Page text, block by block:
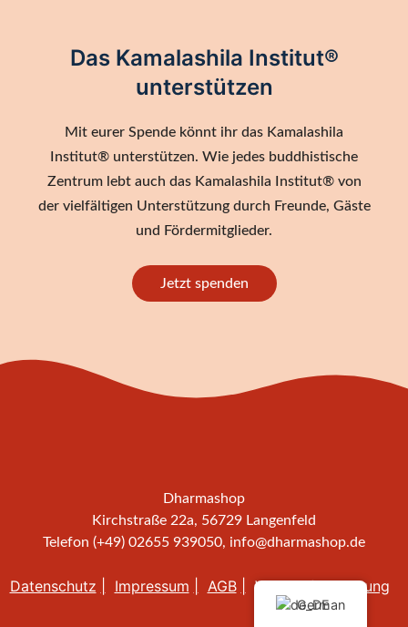
Das Kamalashila Institut®
unterstützen
Mit eurer Spende könnt ihr das Kamalashila
Institut® unterstützen. Wie jedes buddhistische
Zentrum lebt auch das Kamalashila Institut® von
der vielfältigen Unterstützung durch Freunde, Gäste
und Fördermitglieder.
Jetzt spenden
Dharmashop
Kirchstraße 22a, 56729 Langenfeld
Telefon (+49) 02655 939050, info@dharmashop.de
Datenschutz Impressum AGB Widerrufsbelehrung
German